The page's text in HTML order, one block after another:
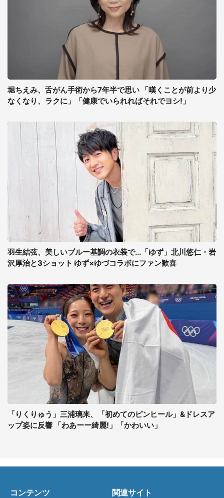
堀ちえみ、舌がん手術から7年半で思い 「嘆くことが前より少
なくなり、ラクに」「健康でいられればそれでヨシ!」
羽生結弦、美しいブルー基調の衣装で...「ゆず」北川悠仁・岩
沢厚治と3ショット ゆず×ゆづコラボにファン歓喜
「りくりゅう」三浦璃来、「初めてのピンヒール」&ドレスア
ップ姿に反響 「わあーー綺麗!」「かわいい」
コンテンツ 関連サイト